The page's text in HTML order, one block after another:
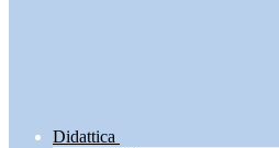
Didattica